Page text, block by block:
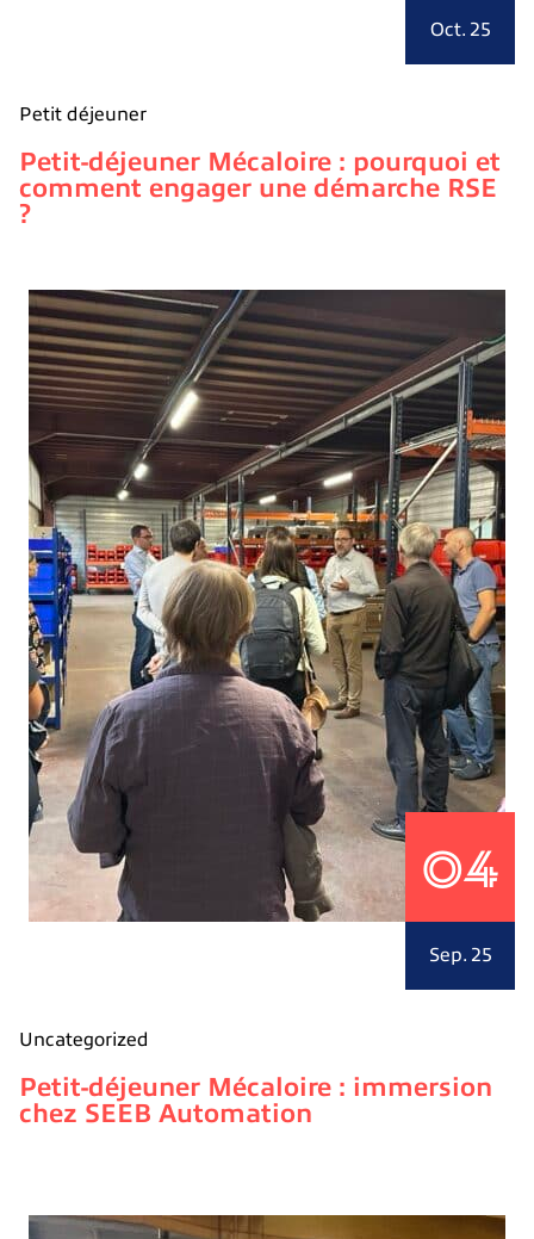
Oct. 25
Petit déjeuner
Petit-déjeuner Mécaloire : pourquoi et
comment engager une démarche RSE
?
04
Sep. 25
Uncategorized
Petit-déjeuner Mécaloire : immersion
chez SEEB Automation